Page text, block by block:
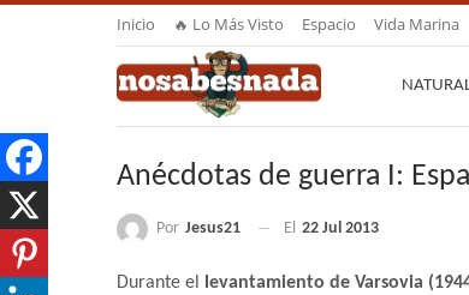
Inicio 🔥 Lo Más Visto Espacio Vida Marina
Anécdotas de guerra I:
Por Jesus21 El 22 Jul 2013
Durante el levantamiento de Varsovia